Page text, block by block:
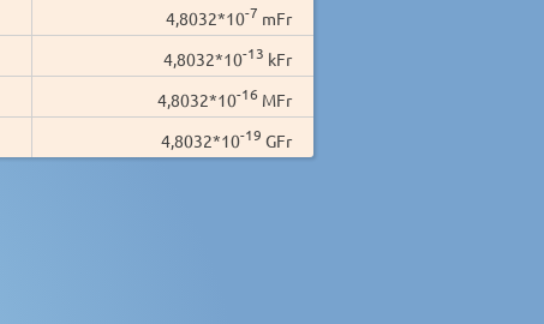
4,8032*10-7 mFr
4,8032*10-13 kFr
4,8032*10-16 MFr
4,8032*10-19 GFr